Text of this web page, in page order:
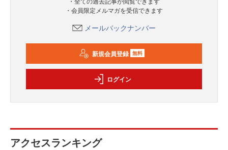
・会員限定メルマガを受信できます
メールバックナンバー
新規会員登録 無料
ログイン
アクセスランキング